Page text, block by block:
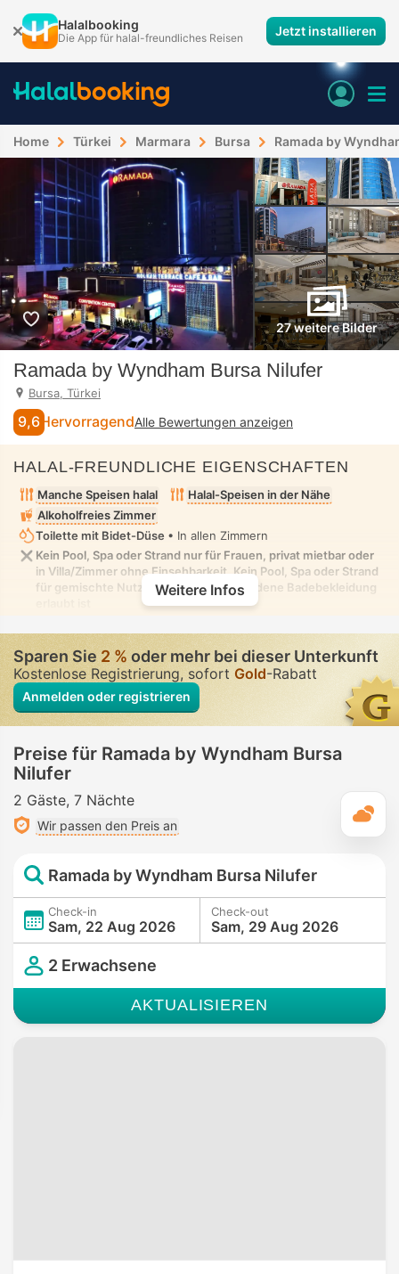
Halalbooking
Die App für halal-freundliches Reisen Jetzt installieren
Home Türkei Marmara Bursa Ramada by
27 weitere Bilder
Ramada by Wyndham Bursa Nilufer
Bursa, Türkei
9,6 HervorragendAlle Bewertungen anzeigen
HALAL-FREUNDLICHE EIGENSCHAFTEN
Manche Speisen halal
Halal-Speisen in der Nähe
Alkoholfreies Zimmer
Toilette mit Bidet-Düse • In allen Zimmern
Kein Pool, Spa oder Strand nur für Frauen, privat mietbar oder
in Villa/Zimmer ohne Einsehbarkeit. Kein Pool, Spa oder Strand
für gemischte Nutzung, in dem bescheidene Badebekleidung
Weitere Infos
Sparen Sie2 %oder mehr bei dieser Unterkunft
Kostenlose Registrierung, sofort Gold-Rabatt
Anmelden oder registrieren
Preise für Ramada by Wyndham Bursa
Nilufer
2 Gäste 7 Nächte
Wir passen den Preis an
Ramada by Wyndham Bursa Nilufer
Check-in
Sam, 22 Aug 2026
Check-out
Sam, 29 Aug 2026
2 Erwachsene
AKTUALISIEREN